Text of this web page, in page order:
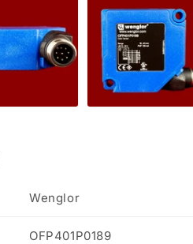
Wenglor
OFP401P0189